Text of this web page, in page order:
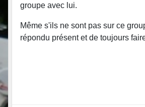
groupe avec lui.
Même s'ils ne sont pas sur ce
répondu présent et de toujours